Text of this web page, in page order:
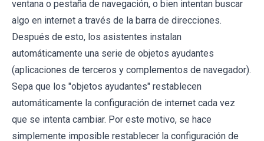
ventana o pestaña de navegación, o bien intentan buscar
algo en internet a través de la barra de direcciones.
Después de esto, los asistentes instalan
automáticamente una serie de objetos ayudantes
(aplicaciones de terceros y complementos de navegador).
Sepa que los "objetos ayudantes" restablecen
automáticamente la configuración de internet cada vez
que se intenta cambiar. Por este motivo, se hace
simplemente imposible restablecer la configuración de